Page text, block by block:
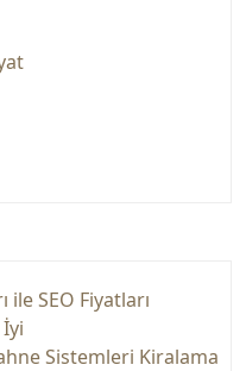
SEO Fiyatları
Sistemleri Kiralama